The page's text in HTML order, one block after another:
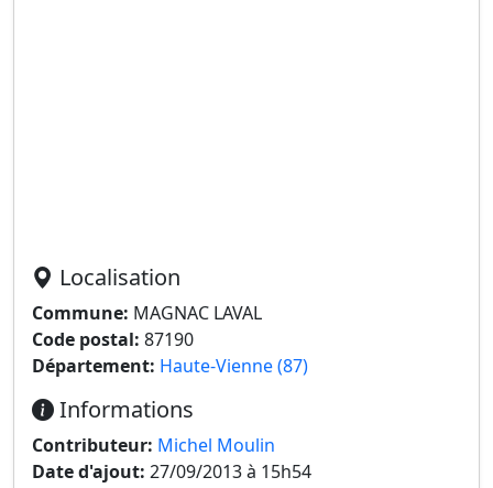
Localisation
Commune: MAGNAC LAVAL
Code postal: 87190
Département: Haute-Vienne (87)
Informations
Contributeur: Michel Moulin
Date d'ajout: 27/09/2013 à 15h54